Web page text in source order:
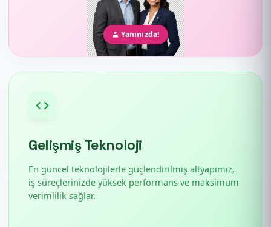
Yanınızda!
Gelişmiş Teknoloji
En güncel teknolojilerle güçlendirilmiş altyapımız,
iş süreçlerinizde yüksek performans ve maksimum
verimlilik sağlar.